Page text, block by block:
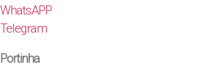
WhatsAPP
Telegram
Portinha